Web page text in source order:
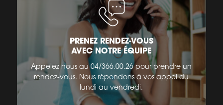
PRENEZ RENDEZ-VOUS
AVEC NOTRE ÉQUIPE
Appelez nous au 04/366.00.26 pour prendre un
rendez-vous. Nous répondons à vos appel du
lundi au vendredi.